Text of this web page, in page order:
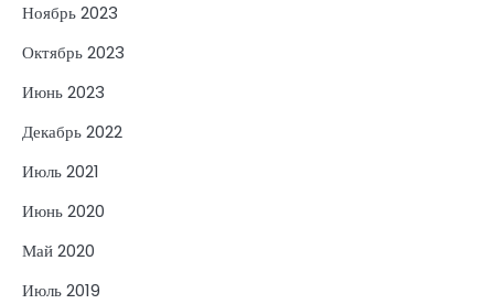
Ноябрь 2023
Октябрь 2023
Июнь 2023
Декабрь 2022
Июль 2021
Июнь 2020
Май 2020
Июль 2019